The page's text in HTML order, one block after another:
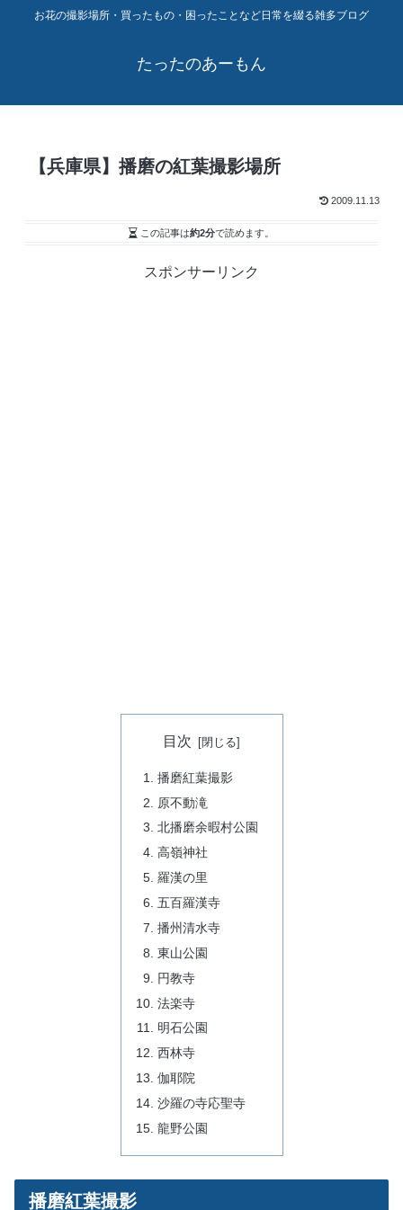
お花の撮影場所・買ったもの・困ったことなど日常を綴る雑多ブログ
たったのあーもん
【兵庫県】播磨の紅葉撮影場所
2009.11.13
この記事は約2分で読めます。
スポンサーリンク
目次
播磨紅葉撮影
原不動滝
北播磨余暇村公園
高嶺神社
羅漢の里
五百羅漢寺
播州清水寺
東山公園
円教寺
法楽寺
明石公園
西林寺
伽耶院
沙羅の寺応聖寺
龍野公園
播磨紅葉撮影